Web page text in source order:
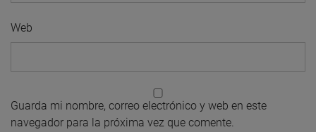
Web
Guarda mi nombre, correo electrónico y web en este
navegador para la próxima vez que comente.